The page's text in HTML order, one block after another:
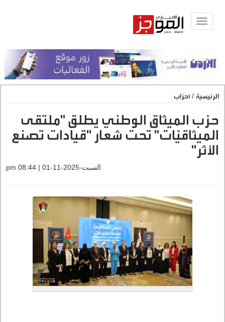
Toggle
الرئيسية / أحزاب
حزب الميثاق الوطني يطلق "ملتقى
الميثاقيّات" تحت شعار "قيادات تصنع
الأثر"
السبت-2025-11-01 | 08:44 pm